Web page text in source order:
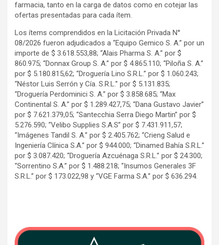
farmacia, tanto en la carga de datos como en cotejar las
ofertas presentadas para cada ítem.
Los ítems comprendidos en la Licitación Privada N°
08/2026 fueron adjudicados a “Equipo Gemico S. A.” por un
importe de $ 3.618.553,88; “Alais Pharma S. A.” por $
860.975; “Donnax Group S. A.” por $ 4.865.110; “Piloña S. A.”
por $ 5.180.815,62; “Droguería Lino S.R.L.” por $ 1.060.243;
“Néstor Luis Serrón y Cía. S.R.L.” por $ 5.131.835;
“Droguería Perdominici S. A.” por $ 3.858.685; “Max
Continental S. A.” por $ 1.289.427,75; “Dana Gustavo Javier”
por $ 7.621.379,05; “Santecchia Serra Diego Martin” por $
5.276.590; “Velibo Supplies S.A.S” por $ 7.431.911,57;
“Imágenes Tandil S. A.” por $ 2.405.762; “Crieng Salud e
Ingeniería Clínica S.A.” por $ 944.000; “Dinamed Bahía S.R.L.”
por $ 3.087.420; “Droguería Azcuénaga S.R.L.” por $ 24.300;
“Sorrentino S.A.” por $ 1.488.218; “Insumos Generales 3F
S.R.L.” por $ 173.022,98 y “VGE Farma S.A.” por $ 636.294.